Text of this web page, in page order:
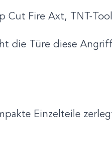
Cut Fire Axt, TNT-
die Türe diese
Einzelteile